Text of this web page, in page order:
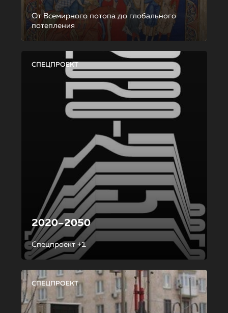
От Всемирного потопа до глобального
потепления
СПЕЦПРОЕКТ
2020–2050
Спецпроект +1
СПЕЦПРОЕКТ